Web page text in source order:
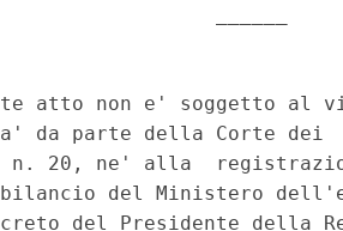
atto non e' soggetto al
da parte della Corte
n. 20, ne' alla
del Ministero